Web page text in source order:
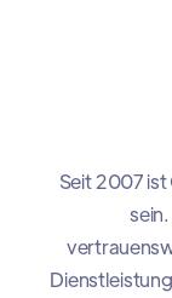
Seit 2007